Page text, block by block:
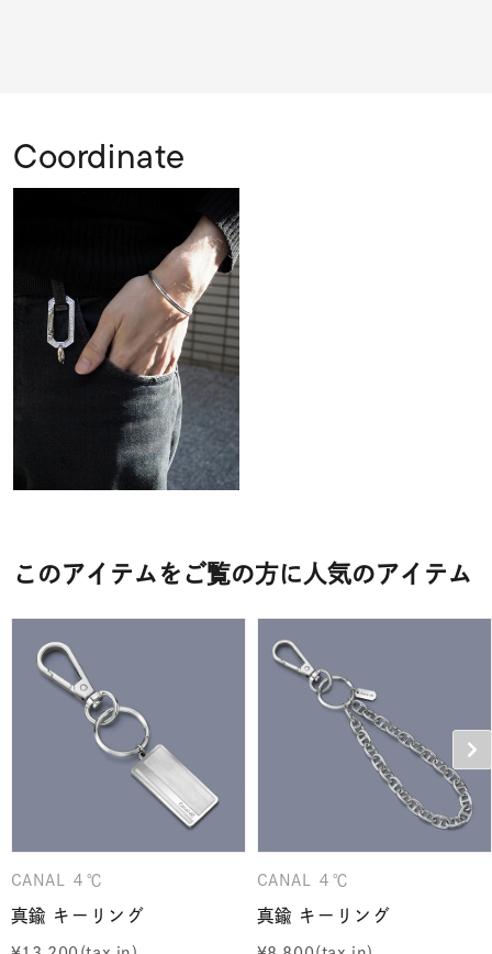
Coordinate
このアイテムをご覧の方に人気のアイテム
CANAL ４℃
真鍮 キーリング
CANAL ４℃
真鍮 キーリング